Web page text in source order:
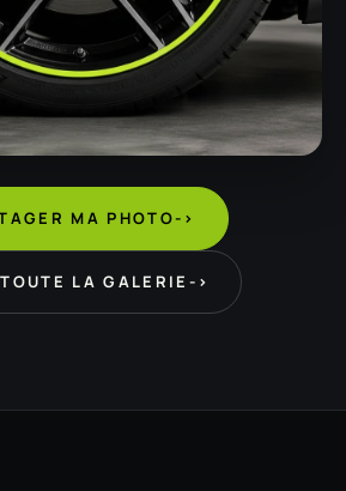
MA PHOTO->
LA GALERIE ->